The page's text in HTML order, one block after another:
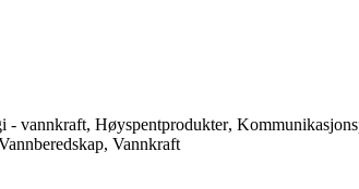
- vannkraft,Høyspentprodukter,
,Vannkraft